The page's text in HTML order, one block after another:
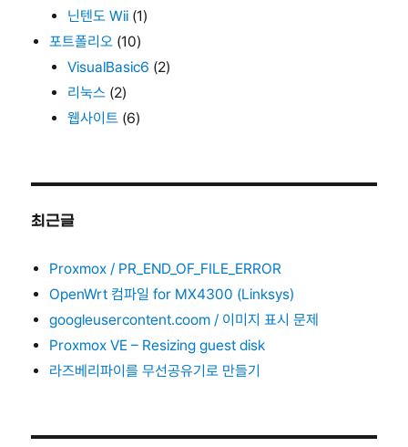
닌텐도 Wii (1)
포트폴리오 (10)
VisualBasic6 (2)
리눅스 (2)
웹사이트 (6)
최근글
Proxmox / PR_END_OF_FILE_ERROR
OpenWrt 컴파일 for MX4300 (Linksys)
googleusercontent.coom / 이미지 표시 문제
Proxmox VE – Resizing guest disk
라즈베리파이를 무선공유기로 만들기